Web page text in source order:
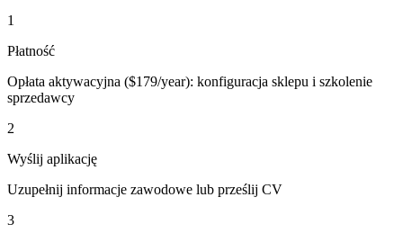
1
Płatność
Opłata aktywacyjna ($179/year): konfiguracja sklepu i szkolenie
sprzedawcy
2
Wyślij aplikację
Uzupełnij informacje zawodowe lub prześlij CV
3